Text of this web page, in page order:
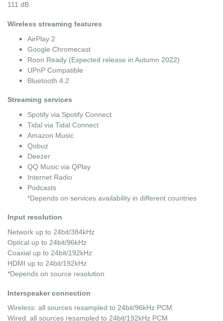
111 dB
Wireless streaming features
AirPlay 2
Google Chromecast
Roon Ready (Expected release in Autumn 2022)
UPnP Compatible
Bluetooth 4.2
Streaming services
Spotify via Spotify Connect
Tidal via Tidal Connect
Amazon Music
Qobuz
Deezer
QQ Music via QPlay
Internet Radio
Podcasts
*Depends on services availability in different countries
Input resolution
Network up to 24bit/384kHz
Optical up to 24bit/96kHz
Coaxial up to 24bit/192kHz
HDMI up to 24bit/192kHz
*Depends on source resolution
Interspeaker connection
Wireless: all sources resampled to 24bit/96kHz PCM
Wired: all sources resampled to 24bit/192kHz PCM